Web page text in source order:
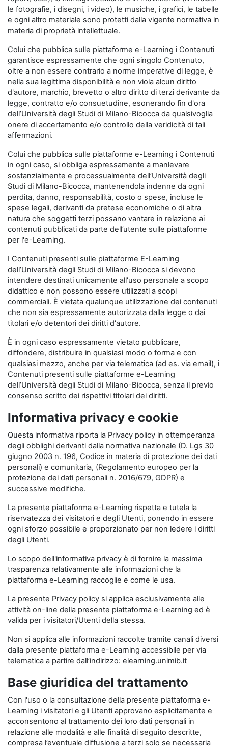
le fotografie, i disegni, i video), le musiche, i grafici, le tabelle
e ogni altro materiale sono protetti dalla vigente normativa in
materia di proprietà intellettuale.
Colui che pubblica sulle piattaforme e-Learning i Contenuti
garantisce espressamente che ogni singolo Contenuto,
oltre a non essere contrario a norme imperative di legge, è
nella sua legittima disponibilità e non viola alcun diritto
d'autore, marchio, brevetto o altro diritto di terzi derivante da
legge, contratto e/o consuetudine, esonerando fin d'ora
dell’Università degli Studi di Milano-Bicocca da qualsivoglia
onere di accertamento e/o controllo della veridicità di tali
affermazioni.
Colui che pubblica sulle piattaforme e-Learning i Contenuti
in ogni caso, si obbliga espressamente a manlevare
sostanzialmente e processualmente dell’Università degli
Studi di Milano-Bicocca, mantenendola indenne da ogni
perdita, danno, responsabilità, costo o spese, incluse le
spese legali, derivanti da pretese economiche o di altra
natura che soggetti terzi possano vantare in relazione ai
contenuti pubblicati da parte dell’utente sulle piattaforme
per l'e-Learning.
I Contenuti presenti sulle piattaforme E-Learning
dell’Università degli Studi di Milano-Bicocca si devono
intendere destinati unicamente all'uso personale a scopo
didattico e non possono essere utilizzati a scopi
commerciali. È vietata qualunque utilizzazione dei contenuti
che non sia espressamente autorizzata dalla legge o dai
titolari e/o detentori dei diritti d'autore.
È in ogni caso espressamente vietato pubblicare,
diffondere, distribuire in qualsiasi modo o forma e con
qualsiasi mezzo, anche per via telematica (ad es. via email), i
Contenuti presenti sulle piattaforme e-Learning
dell’Università degli Studi di Milano-Bicocca, senza il previo
consenso scritto dei rispettivi titolari dei diritti.
Informativa privacy e cookie
Questa informativa riporta la Privacy policy in ottemperanza
degli obblighi derivanti dalla normativa nazionale (D. Lgs 30
giugno 2003 n. 196, Codice in materia di protezione dei dati
personali) e comunitaria, (Regolamento europeo per la
protezione dei dati personali n. 2016/679, GDPR) e
successive modifiche.
La presente piattaforma e-Learning rispetta e tutela la
riservatezza dei visitatori e degli Utenti, ponendo in essere
ogni sforzo possibile e proporzionato per non ledere i diritti
degli Utenti.
Lo scopo dell'informativa privacy è di fornire la massima
trasparenza relativamente alle informazioni che la
piattaforma e-Learning raccoglie e come le usa.
La presente Privacy policy si applica esclusivamente alle
attività on-line della presente piattaforma e-Learning ed è
valida per i visitatori/Utenti della stessa.
Non si applica alle informazioni raccolte tramite canali diversi
dalla presente piattaforma e-Learning accessibile per via
telematica a partire dall’indirizzo: elearning.unimib.it
Base giuridica del trattamento
Con l'uso o la consultazione della presente piattaforma e-
Learning i visitatori e gli Utenti approvano esplicitamente e
acconsentono al trattamento dei loro dati personali in
relazione alle modalità e alle finalità di seguito descritte,
compresa l’eventuale diffusione a terzi solo se necessaria